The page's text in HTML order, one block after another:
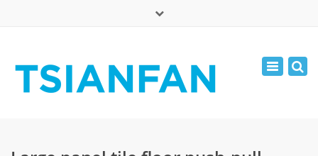
周一 - 周六: 7:00 - 17:00
Toggle